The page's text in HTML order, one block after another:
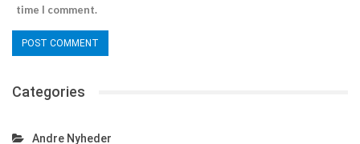
time I comment.
Categories
Andre Nyheder